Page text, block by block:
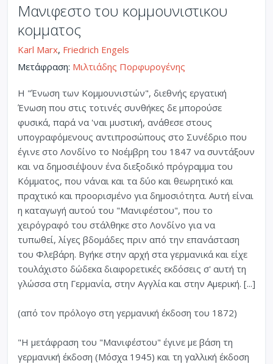
Μανιφεστο του κομμουνιστικου
κομματος
Karl Marx, Friedrich Engels
Μετάφραση: Μιλτιάδης Πορφυρογένης
Η "Ένωση των Κομμουνιστών", διεθνής εργατική
Ένωση που στις τοτινές συνθήκες δε μπορούσε
φυσικά, παρά να 'ναι μυστική, ανάθεσε στους
υπογραφόμενους αντιπροσώπους στο Συνέδριο που
έγινε στο Λονδίνο το Νοέμβρη του 1847 να συντάξουν
και να δημοσιέψουν ένα διεξοδικό πρόγραμμα του
Κόμματος, που νάναι και τα δύο και θεωρητικό και
πραχτικό και προορισμένο για δημοσιότητα. Αυτή είναι
η καταγωγή αυτού του "Μανιφέστου", που το
χειρόγραφό του στάλθηκε στο Λονδίνο για να
τυπωθεί, λίγες βδομάδες πριν από την επανάσταση
του Φλεβάρη. Βγήκε στην αρχή στα γερμανικά και είχε
τουλάχιστο δώδεκα διαφορετικές εκδόσεις σ' αυτή τη
γλώσσα στη Γερμανία, στην Αγγλία και στην Αμερική. [...]
(από τον πρόλογο στη γερμανική έκδοση του 1872)
"Η μετάφραση του "Μανιφέστου" έγινε με βάση τη
γερμανική έκδοση (Μόσχα 1945) και τη γαλλική έκδοση